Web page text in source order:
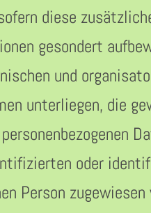
diese
gesondert
und
unterliegen, die
oder
Person zugewiesen